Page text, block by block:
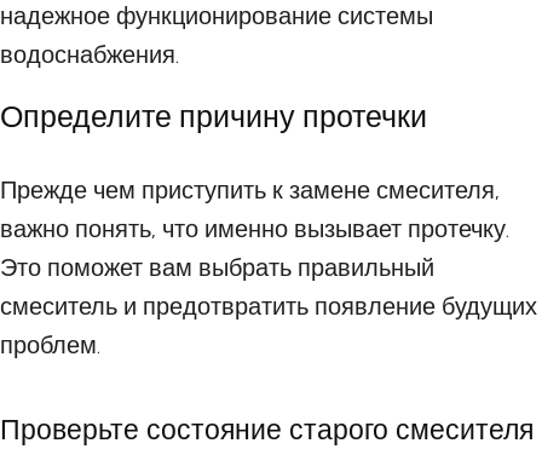
надежное функционирование системы
водоснабжения.
Определите причину протечки
Прежде чем приступить к замене смесителя,
важно понять, что именно вызывает протечку.
Это поможет вам выбрать правильный
смеситель и предотвратить появление будущих
проблем.
Проверьте состояние старого смесителя